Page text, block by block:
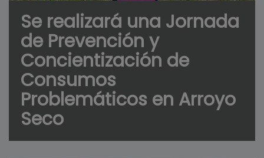
Se realizará una Jornada
de Prevención y
Concientización de
Consumos
Problemáticos en Arroyo
Seco